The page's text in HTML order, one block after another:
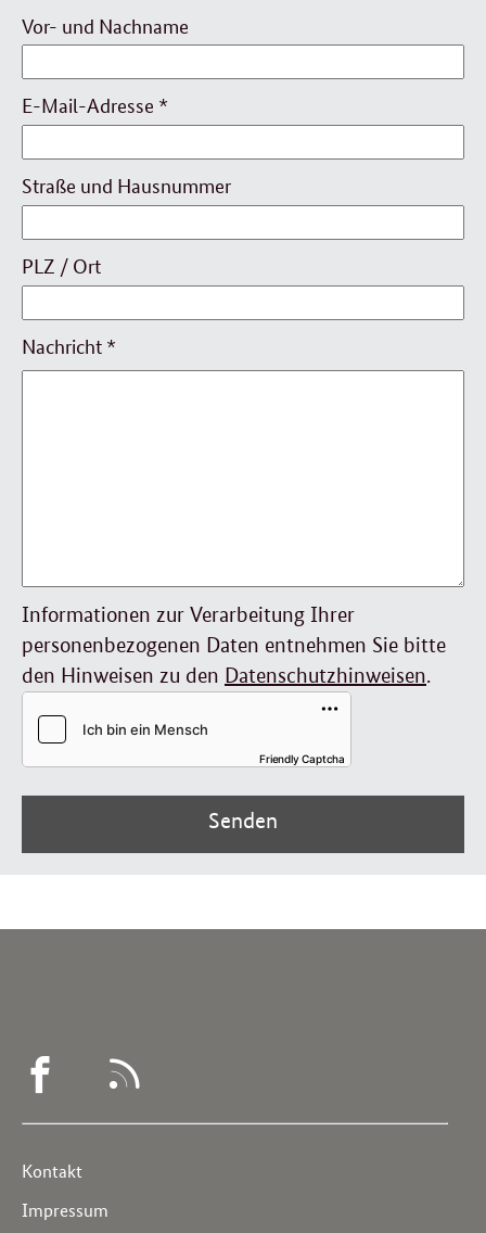
Persönliche
Daten
Vor- und Nachname
E-Mail-Adresse *
Straße und Hausnummer
PLZ / Ort
Nachricht *
Informationen zur Verarbeitung Ihrer
personenbezogenen Daten entnehmen Sie bitte
den Hinweisen zu den Datenschutzhinweisen.
Friendly Captcha
Senden
WEGWEISER
Service
Navigation
Kontakt
Impressum